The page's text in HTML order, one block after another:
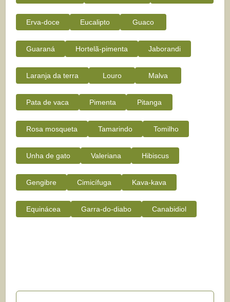
Erva-doce Eucalipto Guaco
Guaraná Hortelã-pimenta Jaborandi
Laranja da terra Louro Malva
Pata de vaca Pimenta Pitanga
Rosa mosqueta Tamarindo Tomilho
Unha de gato Valeriana Hibiscus
Gengibre Cimicífuga Kava-kava
Equinácea Garra-do-diabo Canabidiol